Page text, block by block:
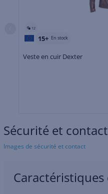
12
15+ En stock
Veste en cuir Dexter
Sécurité et
Images de sécurité et contact